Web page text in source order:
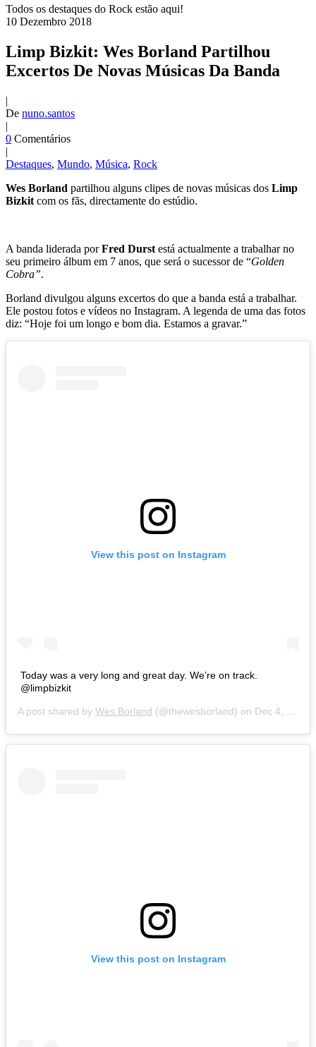
Todos os destaques do Rock estão aqui!
10 Dezembro 2018
Limp Bizkit: Wes Borland Partilhou
Excertos De Novas Músicas Da Banda
|
De nuno.santos
|
0 Comentários
|
Destaques, Mundo, Música, Rock
Wes Borland partilhou alguns clipes de novas músicas dos Limp
Bizkit com os fãs, directamente do estúdio.
A banda liderada porFred Durst está actualmente a trabalhar no
seu primeiro álbum em 7 anos, que será o sucessor de “Golden
Cobra”.
Borland divulgou alguns excertos do que a banda está a trabalhar.
Ele postou fotos e vídeos no Instagram. A legenda de uma das fotos
diz: “Hoje foi um longo e bom dia. Estamos a gravar.”
View this post on Instagram
Today was a very long and great day. We’re on track.
@limpbizkit
A post shared by Wes Borland (@thewesborland) on Dec 4, 2018 at 9:47pm PST
View this post on Instagram